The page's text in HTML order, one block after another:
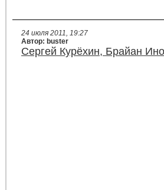
24 июля 2011, 19:27
Автор: buster
Сергей Курёхин, Брайан